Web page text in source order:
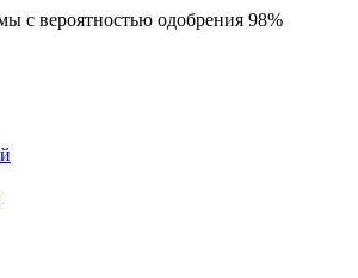
с вероятностью одобрения 98%